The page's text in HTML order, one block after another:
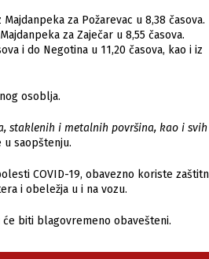
za Požarevac u 8,38 časova.
za Zaječar u 8,55 časova.
i do Negotina u 11,20 časova, kao i iz
osoblja.
staklenih i metalnih površina, kao i svih
u saopštenju.
COVID-19, obavezno koriste
i obeležja u i na vozu.
biti blagovremeno obavešteni.